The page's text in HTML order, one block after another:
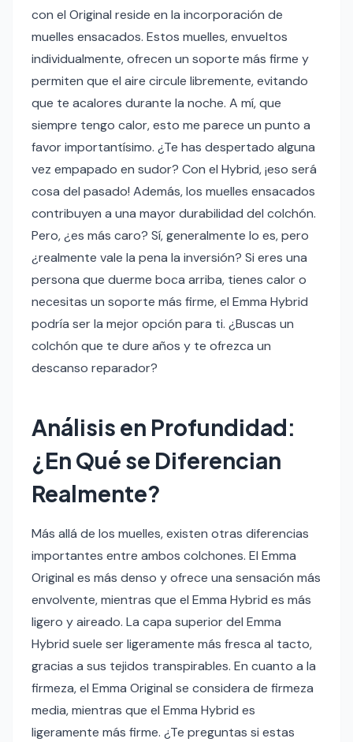
con el Original reside en la incorporación de
muelles ensacados. Estos muelles, envueltos
individualmente, ofrecen un soporte más firme y
permiten que el aire circule libremente, evitando
que te acalores durante la noche. A mí, que
siempre tengo calor, esto me parece un punto a
favor importantísimo. ¿Te has despertado alguna
vez empapado en sudor? Con el Hybrid, ¡eso será
cosa del pasado! Además, los muelles ensacados
contribuyen a una mayor durabilidad del colchón.
Pero, ¿es más caro? Sí, generalmente lo es, pero
¿realmente vale la pena la inversión? Si eres una
persona que duerme boca arriba, tienes calor o
necesitas un soporte más firme, el Emma Hybrid
podría ser la mejor opción para ti. ¿Buscas un
colchón que te dure años y te ofrezca un
descanso reparador?
Análisis en Profundidad:
¿En Qué se Diferencian
Realmente?
Más allá de los muelles, existen otras diferencias
importantes entre ambos colchones. El Emma
Original es más denso y ofrece una sensación más
envolvente, mientras que el Emma Hybrid es más
ligero y aireado. La capa superior del Emma
Hybrid suele ser ligeramente más fresca al tacto,
gracias a sus tejidos transpirables. En cuanto a la
firmeza, el Emma Original se considera de firmeza
media, mientras que el Emma Hybrid es
ligeramente más firme. ¿Te preguntas si estas